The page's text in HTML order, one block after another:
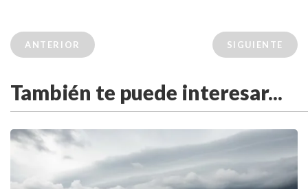
ANTERIOR SIGUIENTE
También te puede interesar...